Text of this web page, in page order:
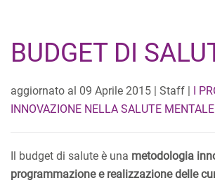
BUDGET DI
aggiornato al 09 Aprile 2015 | Staff | I
INNOVAZIONE NELLA SALUTE MENTALE
Il budget di salute è una metodologia
programmazione e realizzazione delle